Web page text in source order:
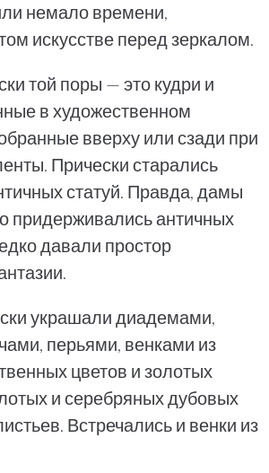
немало времени,
искусстве перед зеркалом.
той поры — это кудри и
в художественном
вверху или сзади при
Прически старались
статуй. Правда, дамы
придерживались античных
давали простор
украшали диадемами,
перьями, венками из
цветов и золотых
и серебряных дубовых
Встречались и венки из